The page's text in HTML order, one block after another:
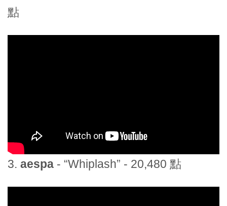
點
3. aespa - “Whiplash” - 20,480 點